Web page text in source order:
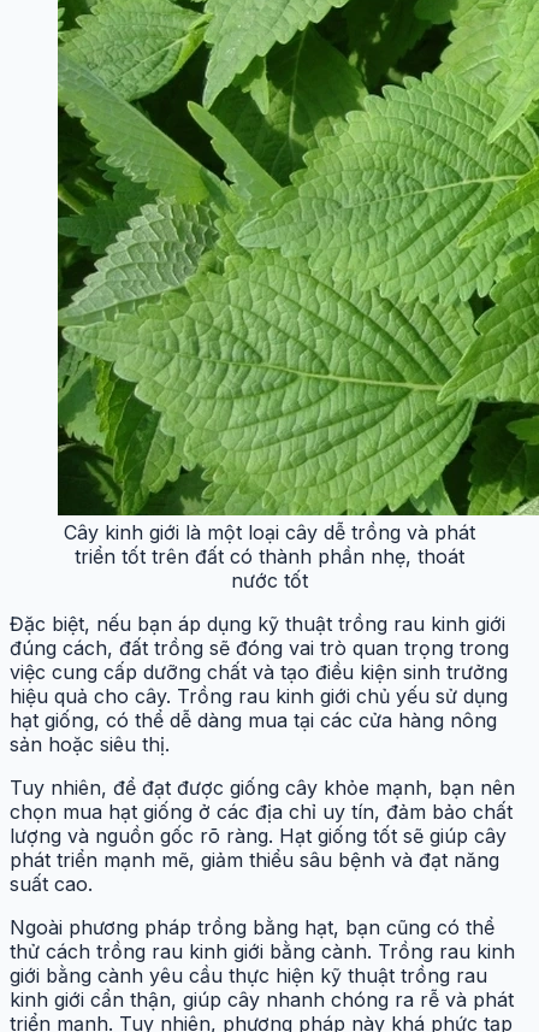
Cây kinh giới là một loại cây dễ trồng và phát
triển tốt trên đất có thành phần nhẹ, thoát
nước tốt
Đặc biệt, nếu bạn áp dụng kỹ thuật trồng rau kinh giới
đúng cách, đất trồng sẽ đóng vai trò quan trọng trong
việc cung cấp dưỡng chất và tạo điều kiện sinh trưởng
hiệu quả cho cây. Trồng rau kinh giới chủ yếu sử dụng
hạt giống, có thể dễ dàng mua tại các cửa hàng nông
sản hoặc siêu thị.
Tuy nhiên, để đạt được giống cây khỏe mạnh, bạn nên
chọn mua hạt giống ở các địa chỉ uy tín, đảm bảo chất
lượng và nguồn gốc rõ ràng. Hạt giống tốt sẽ giúp cây
phát triển mạnh mẽ, giảm thiểu sâu bệnh và đạt năng
suất cao.
Ngoài phương pháp trồng bằng hạt, bạn cũng có thể
thử cách trồng rau kinh giới bằng cành. Trồng rau kinh
giới bằng cành yêu cầu thực hiện kỹ thuật trồng rau
kinh giới cẩn thận, giúp cây nhanh chóng ra rễ và phát
triển mạnh. Tuy nhiên, phương pháp này khá phức tạp